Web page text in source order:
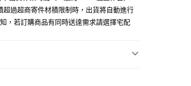
選擇欲分期的期數、繳款截止日，確認付款後即
數及費用金額請依後續交易確認頁面所載為準。
後，可選擇「超商條碼／台灣大直營門市／銀行轉
含以上)免運費
超過超商寄件材積限制時，出貨將自動進行
，若訂購商品有同時送達需求請選擇宅配